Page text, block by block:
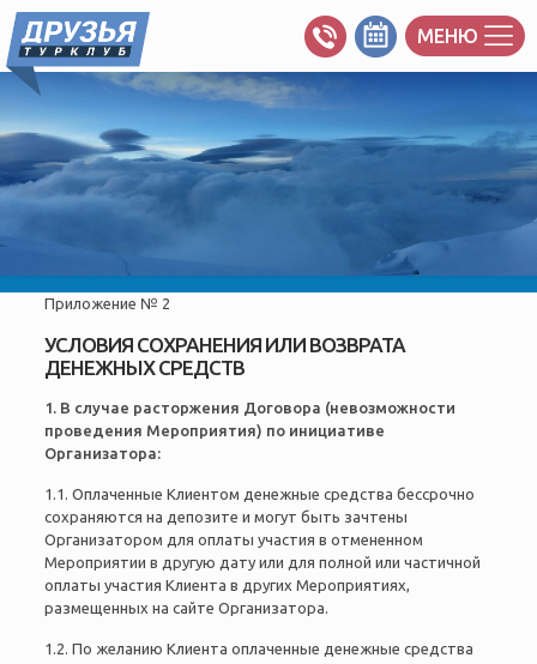
МЕНЮ
Приложение № 2
УСЛОВИЯ СОХРАНЕНИЯ ИЛИ ВОЗВРАТА
ДЕНЕЖНЫХ СРЕДСТВ
1. В случае расторжения Договора (невозможности
проведения Мероприятия) по инициативе
Организатора:
1.1. Оплаченные Клиентом денежные средства бессрочно
сохраняются на депозите и могут быть зачтены
Организатором для оплаты участия в отмененном
Мероприятии в другую дату или для полной или частичной
оплаты участия Клиента в других Мероприятиях,
размещенных на сайте Организатора.
1.2. По желанию Клиента оплаченные денежные средства